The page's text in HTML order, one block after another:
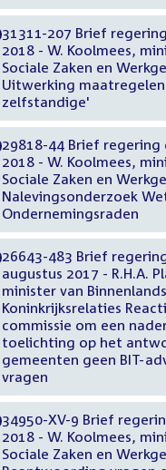
31311-207 Brief
2018 - W. Koolmees,
Sociale Zaken en
Uitwerking
zelfstandige'
29818-44 Brief regering
2018 - W. Koolmees,
Sociale Zaken en
Nalevingsonderzoek
Ondernemingsraden
26643-483 Brief
augustus 2017 - R.H.A.
minister van
Koninkrijksrelaties
commissie om een
toelichting op het
gemeenten geen BIT-
vragen
34950-XV-9 Brief
2018 - W. Koolmees,
Sociale Zaken en